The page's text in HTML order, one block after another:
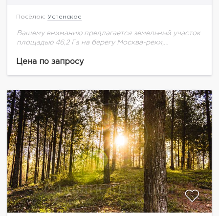
Посёлок: Успенское
Вашему вниманию предлагается земельный участок
площадью 46,2 Га на берегу Москва-реки,
Цена по запросу